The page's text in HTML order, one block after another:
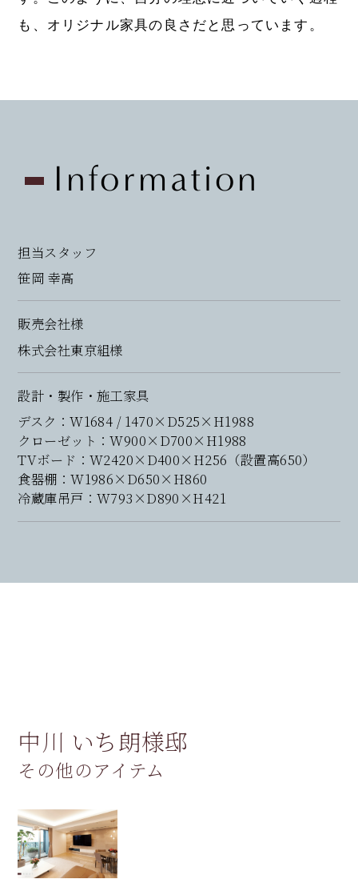
も、オリジナル家具の良さだと思っています。
Information
担当スタッフ
笹岡 幸高
販売会社様
株式会社東京組様
設計・製作・施工家具
デスク：W1684 / 1470×D525×H1988
クローゼット：W900×D700×H1988
TVボード：W2420×D400×H256（設置高650）
食器棚：W1986×D650×H860
冷蔵庫吊戸：W793×D890×H421
中川 いち朗様邸
その他のアイテム